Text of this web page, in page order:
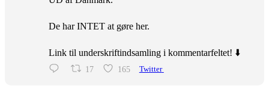
De har INTET at gøre her.
Link til underskriftindsamling i kommentarfeltet! ⬇️
17 165 Twitter